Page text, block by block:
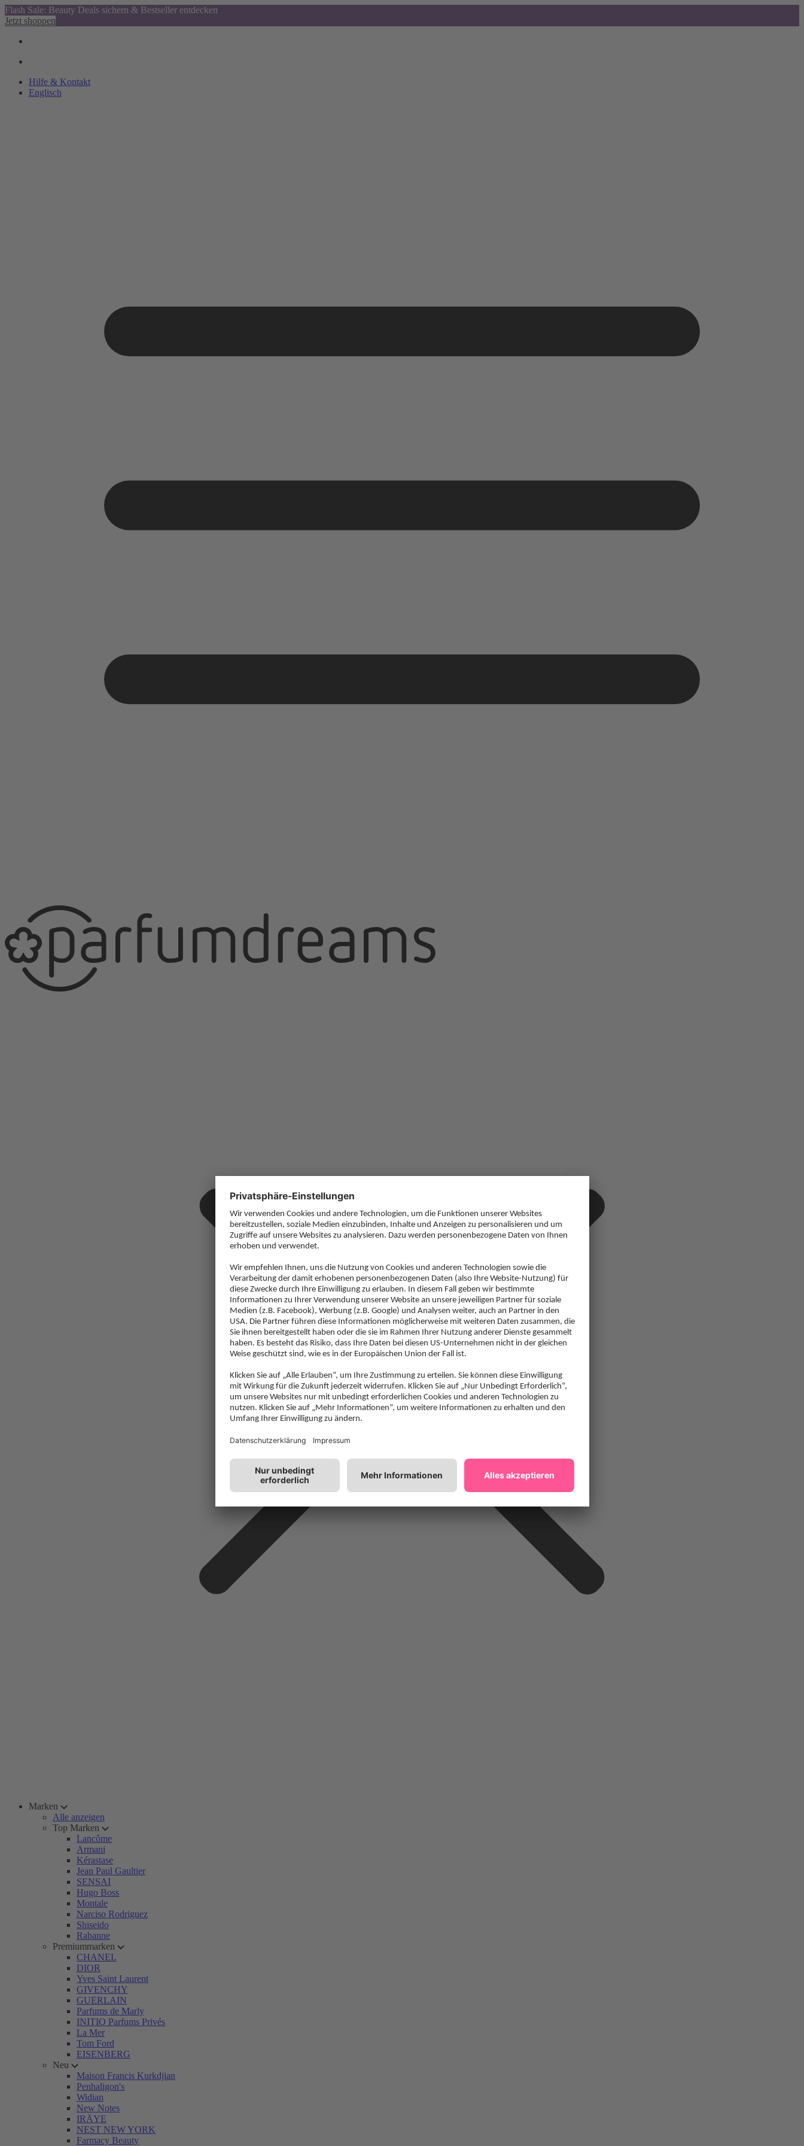
Flash Sale: Beauty Deals sichern & Bestseller entdecken
Jetzt shoppen
Hilfe & Kontakt
Englisch
Marken
Alle anzeigen
Top Marken
Lancôme
Armani
Kérastase
Jean Paul Gaultier
SENSAI
Hugo Boss
Montale
Narciso Rodriguez
Shiseido
Rabanne
Premiummarken
CHANEL
DIOR
Yves Saint Laurent
GIVENCHY
GUERLAIN
Parfums de Marly
INITIO Parfums Privés
La Mer
Tom Ford
EISENBERG
Neu
Maison Francis Kurkdjian
Penhaligon's
Widian
New Notes
IRÄYE
NEST NEW YORK
Farmacy Beauty